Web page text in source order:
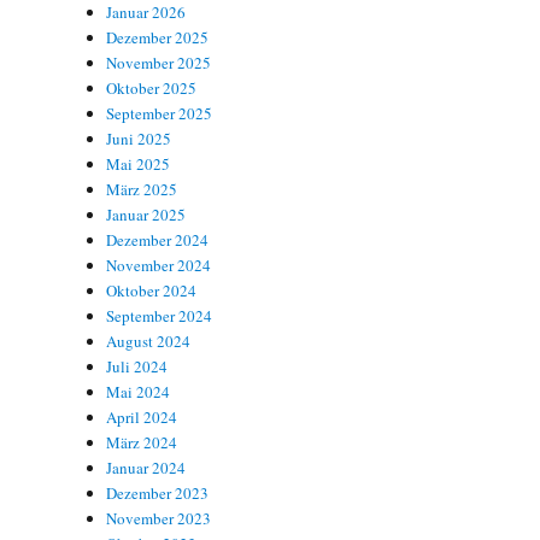
Januar 2026
Dezember 2025
November 2025
Oktober 2025
September 2025
Juni 2025
Mai 2025
März 2025
Januar 2025
Dezember 2024
November 2024
Oktober 2024
September 2024
August 2024
Juli 2024
Mai 2024
April 2024
März 2024
Januar 2024
Dezember 2023
November 2023